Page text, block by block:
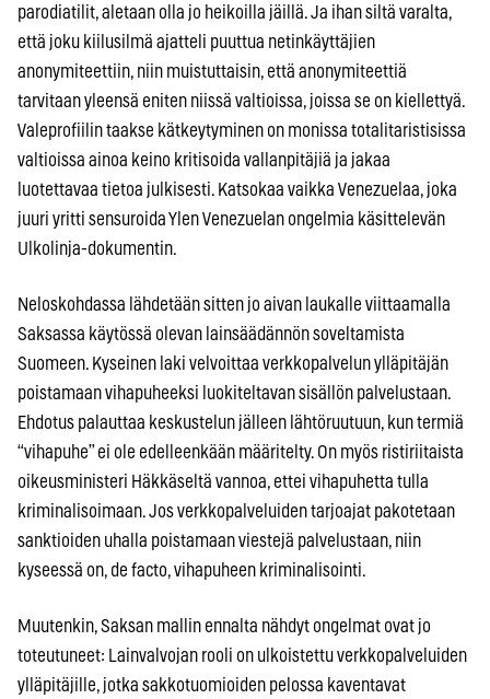
parodiatilit, aletaan olla jo heikoilla jäillä. Ja ihan siltä varalta,
että joku kiilusilmä ajatteli puuttua netinkäyttäjien
anonymiteettiin, niin muistuttaisin, että anonymiteettiä
tarvitaan yleensä eniten niissä valtioissa, joissa se on kiellettyä.
Valeprofiilin taakse kätkeytyminen on monissa totalitaristisissa
valtioissa ainoa keino kritisoida vallanpitäjiä ja jakaa
luotettavaa tietoa julkisesti. Katsokaa vaikka Venezuelaa, joka
juuri yritti sensuroida Ylen Venezuelan ongelmia käsittelevän
Ulkolinja-dokumentin.
Neloskohdassa lähdetään sitten jo aivan laukalle viittaamalla
Saksassa käytössä olevan lainsäädännön soveltamista
Suomeen. Kyseinen laki velvoittaa verkkopalvelun ylläpitäjän
poistamaan vihapuheeksi luokiteltavan sisällön palvelustaan.
Ehdotus palauttaa keskustelun jälleen lähtöruutuun, kun termiä
“vihapuhe” ei ole edelleenkään määritelty. On myös ristiriitaista
oikeusministeri Häkkäseltä vannoa, ettei vihapuhetta tulla
kriminalisoimaan. Jos verkkopalveluiden tarjoajat pakotetaan
sanktioiden uhalla poistamaan viestejä palvelustaan, niin
kyseessä on, de facto, vihapuheen kriminalisointi.
Muutenkin, Saksan mallin ennalta nähdyt ongelmat ovat jo
toteutuneet: Lainvalvojan rooli on ulkoistettu verkkopalveluiden
ylläpitäjille, jotka sakkotuomioiden pelossa kaventavat